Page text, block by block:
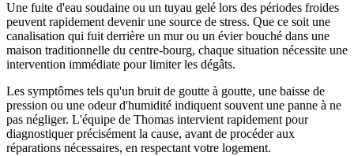
Une fuite d'eau soudaine ou un tuyau gelé lors des périodes froides
peuvent rapidement devenir une source de stress. Que ce soit une
canalisation qui fuit derrière un mur ou un évier bouché dans une
maison traditionnelle du centre-bourg, chaque situation nécessite une
intervention immédiate pour limiter les dégâts.
Les symptômes tels qu'un bruit de goutte à goutte, une baisse de
pression ou une odeur d'humidité indiquent souvent une panne à ne
pas négliger. L'équipe de Thomas intervient rapidement pour
diagnostiquer précisément la cause, avant de procéder aux
réparations nécessaires, en respectant votre logement.